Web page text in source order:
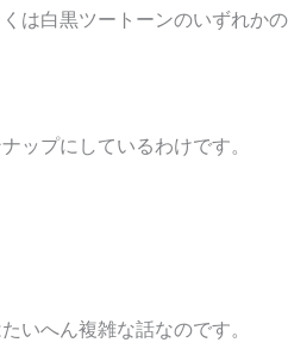
白黒ツートーンのいずれか
ップにしているわけです。
いへん複雑な話なのです。